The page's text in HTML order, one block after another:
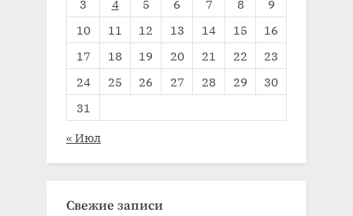
3
4 5 6 7 8
9
10
11 12 13 14 15
16
17
18 19 20 21 22
23
24
25 26 27 28 29
30
31
« Июл
Свежие записи